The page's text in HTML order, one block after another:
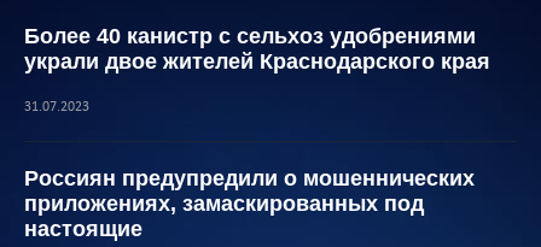
Более 40 канистр с сельхоз удобрениями
украли двое жителей Краснодарского края
31.07.2023
Россиян предупредили о мошеннических
приложениях, замаскированных под
настоящие